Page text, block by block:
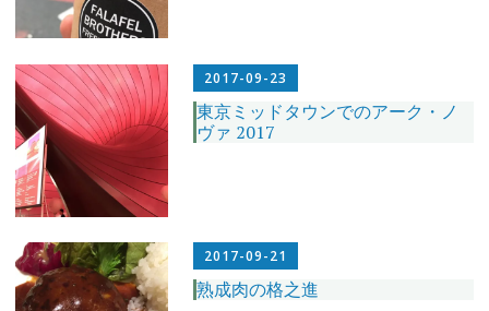
2017-09-23
東京ミッドタウンでのアーク・ノ
ヴァ 2017
2017-09-21
熟成肉の格之進